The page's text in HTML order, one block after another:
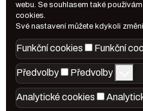
webu. Se souhlasem také
cookies.
Své nastavení můžete kdykoli
Funkční cookies Funkční
Předvolby Předvolby
Analytické cookies